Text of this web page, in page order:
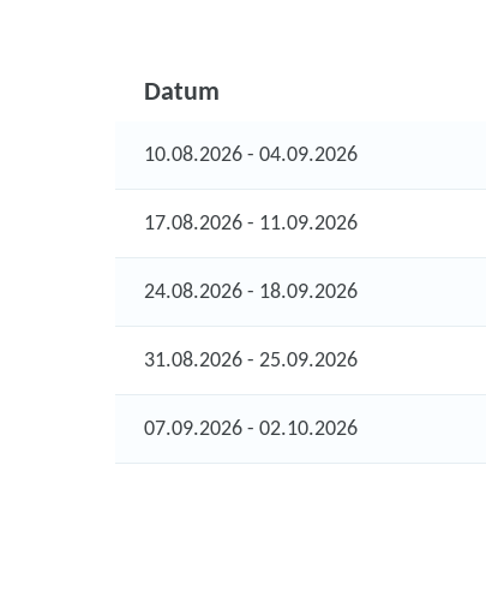
Datum
10.08.2026 - 04.09.2026
17.08.2026 - 11.09.2026
24.08.2026 - 18.09.2026
31.08.2026 - 25.09.2026
07.09.2026 - 02.10.2026